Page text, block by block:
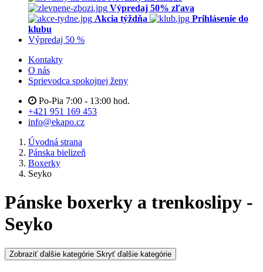
Výpredaj 50% zľava
Akcia týždňa
Prihlásenie do
klubu
Výpredaj 50 %
Kontakty
O nás
Sprievodca spokojnej ženy
Po-Pia 7:00 - 13:00 hod.
+421 951 169 453
info@ekapo.cz
Úvodná strana
Pánska bielizeň
Boxerky
Seyko
Pánske boxerky a trenkoslipy -
Seyko
Zobraziť ďalšie kategórie Skryť ďalšie kategórie